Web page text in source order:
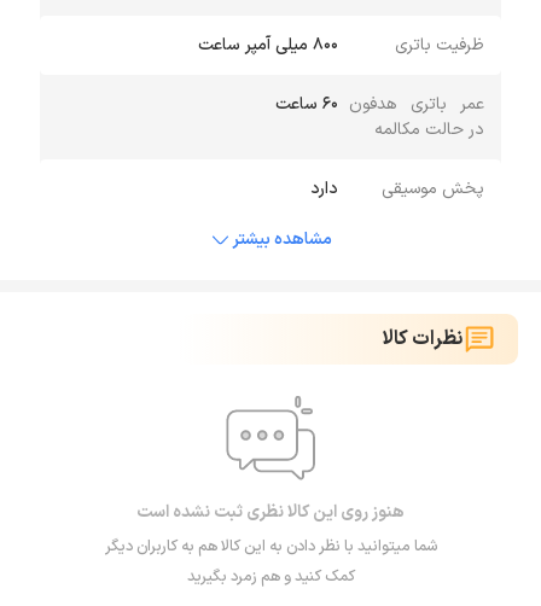
ظرفیت باتری ۸۰۰ میلی آمپر ساعت
عمر باتری هدفون
در حالت مکالمه
۶۰ ساعت
پخش موسیقی
دارد
مشاهده بیشتر
نظرات کالا
هنوز روی این کالا نظری ثبت نشده است
شما میتوانید با نظر دادن به این کالا هم به کاربران دیگر
کمک کنید و هم زمرد بگیرید